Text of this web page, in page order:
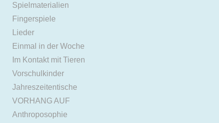
Spielmaterialien
Fingerspiele
Lieder
Einmal in der Woche
Im Kontakt mit Tieren
Vorschulkinder
Jahreszeitentische
VORHANG AUF
Anthroposophie